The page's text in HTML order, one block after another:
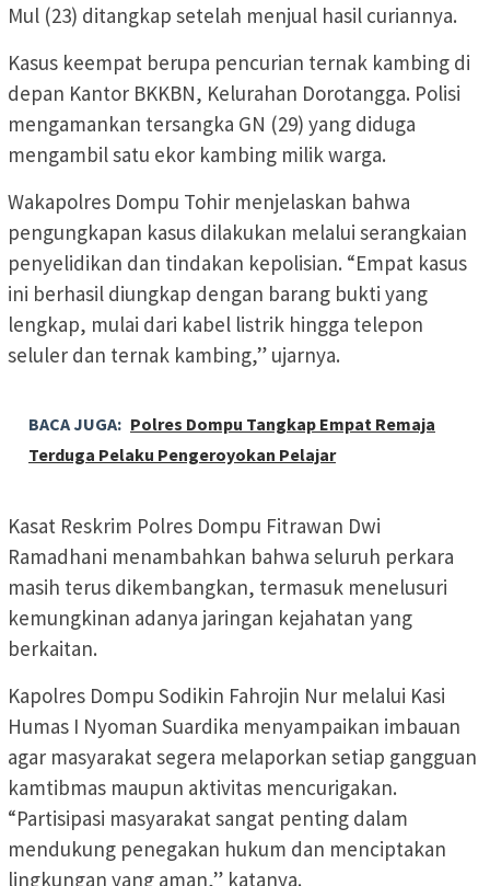
Mul (23) ditangkap setelah menjual hasil curiannya.
Kasus keempat berupa pencurian ternak kambing di
depan Kantor BKKBN, Kelurahan Dorotangga. Polisi
mengamankan tersangka GN (29) yang diduga
mengambil satu ekor kambing milik warga.
Wakapolres Dompu Tohir menjelaskan bahwa
pengungkapan kasus dilakukan melalui serangkaian
penyelidikan dan tindakan kepolisian. “Empat kasus
ini berhasil diungkap dengan barang bukti yang
lengkap, mulai dari kabel listrik hingga telepon
seluler dan ternak kambing,” ujarnya.
BACA JUGA: Polres Dompu Tangkap Empat Remaja
Terduga Pelaku Pengeroyokan Pelajar
Kasat Reskrim Polres Dompu Fitrawan Dwi
Ramadhani menambahkan bahwa seluruh perkara
masih terus dikembangkan, termasuk menelusuri
kemungkinan adanya jaringan kejahatan yang
berkaitan.
Kapolres Dompu Sodikin Fahrojin Nur melalui Kasi
Humas I Nyoman Suardika menyampaikan imbauan
agar masyarakat segera melaporkan setiap gangguan
kamtibmas maupun aktivitas mencurigakan.
“Partisipasi masyarakat sangat penting dalam
mendukung penegakan hukum dan menciptakan
lingkungan yang aman,” katanya.